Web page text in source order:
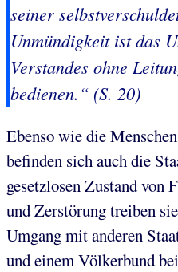
seiner
Unmündigkeitist das
Verstandes ohne
bedienen.“ (S. 20)
Ebenso wie die
befinden sich auch die
gesetzlosen Zustand
und Zerstörung treiben
Umgang mit anderen
und einem Völkerbund